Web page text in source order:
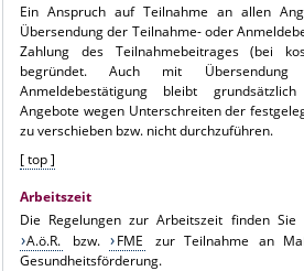
Ein Anspruch auf Teilnahme an allen
Übersendung der Teilnahme- oder
Zahlung des Teilnahmebeitrages (bei
begründet. Auch mit
Anmeldebestätigung bleibt
Angebote wegen Unterschreiten der
zu verschieben bzw. nicht durchzuführen.
[ top ]
Arbeitszeit
Die Regelungen zur Arbeitszeit finden
A.ö.R.
bzw. FME
zur Teilnahme an
Gesundheitsförderung.